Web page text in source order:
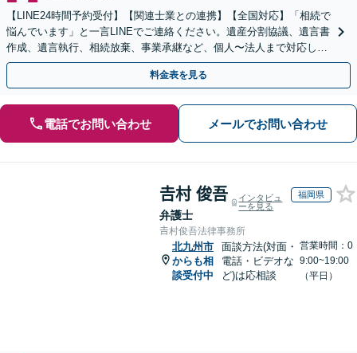
【LINE24時間予約受付】【関連士業との連携】【全国対応】「相続で
悩んでいます」と一言LINEでご連絡ください。遺産分割協議、遺言書
作成、遺言執行、相続放棄、事業承継など、個人〜法人まで対応しま
す。関連士業との連携でワンストップ解決！
料金表を見る
電話でお問い合わせ メールでお問い合わせ
𠮷村 俊吾
弁護士
インタビュ
ーを見る
福岡県
𠮷村俊吾法律事務所
北九州市
からも相
談受付中
面談方法(対面・
電話・ビデオな
ど)は応相談
営業時間：0
9:00~19:00
（平日）